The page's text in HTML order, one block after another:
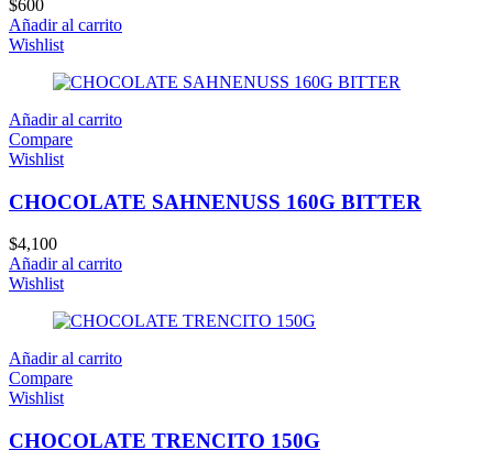
$600
Añadir al carrito
Wishlist
Añadir al carrito
Compare
Wishlist
CHOCOLATE SAHNENUSS 160G BITTER
$4,100
Añadir al carrito
Wishlist
Añadir al carrito
Compare
Wishlist
CHOCOLATE TRENCITO 150G